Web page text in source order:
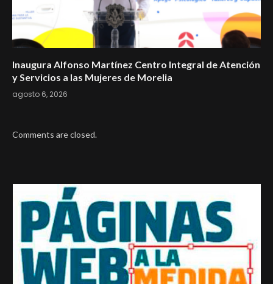
Inaugura Alfonso Martínez Centro Integral de Atención
y Servicios a las Mujeres de Morelia
agosto 6, 2026
Comments are closed.